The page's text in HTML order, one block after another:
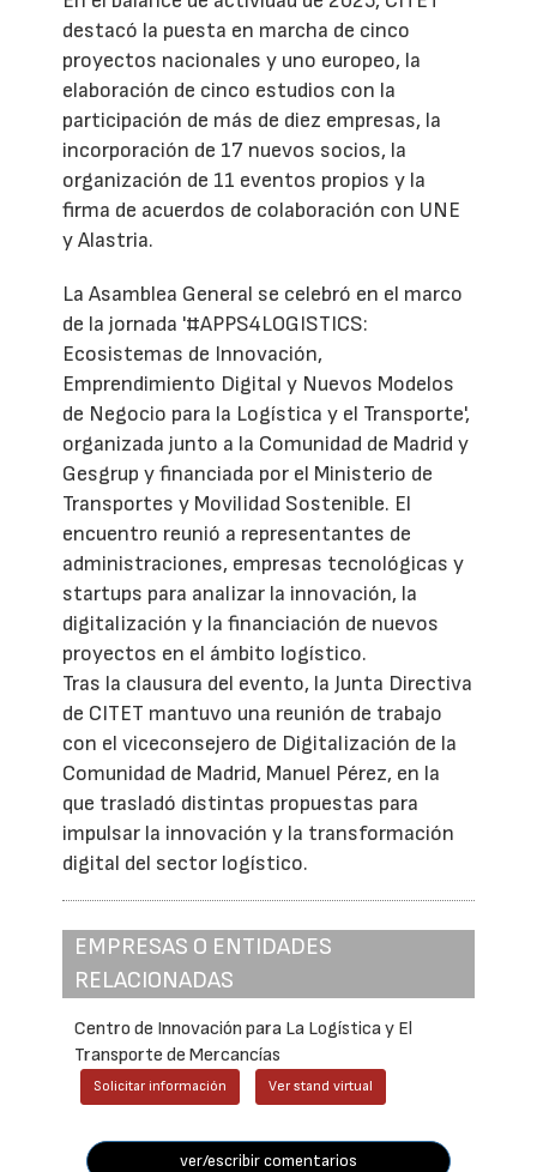
destacó la puesta en marcha de cinco
proyectos nacionales y uno europeo, la
elaboración de cinco estudios con la
participación de más de diez empresas, la
incorporación de 17 nuevos socios, la
organización de 11 eventos propios y la
firma de acuerdos de colaboración con UNE
y Alastria.
La Asamblea General se celebró en el marco
de la jornada '#APPS4LOGISTICS:
Ecosistemas de Innovación,
Emprendimiento Digital y Nuevos Modelos
de Negocio para la Logística y el Transporte',
organizada junto a la Comunidad de Madrid y
Gesgrup y financiada por el Ministerio de
Transportes y Movilidad Sostenible. El
encuentro reunió a representantes de
administraciones, empresas tecnológicas y
startups para analizar la innovación, la
digitalización y la financiación de nuevos
proyectos en el ámbito logístico.
Tras la clausura del evento, la Junta Directiva
de CITET mantuvo una reunión de trabajo
con el viceconsejero de Digitalización de la
Comunidad de Madrid, Manuel Pérez, en la
que trasladó distintas propuestas para
impulsar la innovación y la transformación
digital del sector logístico.
EMPRESAS O ENTIDADES
RELACIONADAS
Centro de Innovación para La Logística y El
Transporte de Mercancías
Solicitar información Ver stand virtual
ver/escribir comentarios